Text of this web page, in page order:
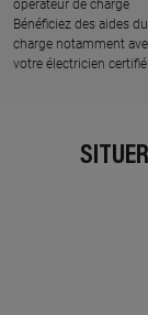
opérateur de charge
Bénéficiez des aides
charge notamment
votre électricien